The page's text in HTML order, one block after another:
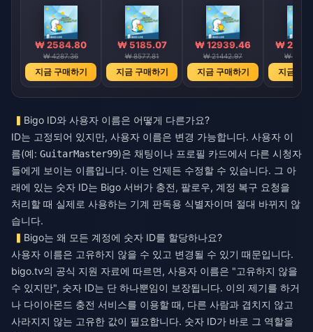
₩ 2584.80
₩ 4287.36
지금 구매하기
₩ 5185.07
₩ 8577.81
지금 구매하기
₩ 12939.46
₩ 21442.97
지금 구매하기
₩
₩
지금 구
Bigo ID와 사용자 이름은 어떻게 다른가요?
ID는 고정되어 있지만, 사용자 이름은 변경 가능합니다. 사용자 이
름(예: GuitarMaster99)은 채팅이나 프로필 카드에서 다른 시청자
들에게 보이는 이름입니다. 이는 언제든 수정할 수 있습니다. 그 아
래에 있는 숫자 ID는 Bigo 서버가 충전, 팔로우, 계정 복구 요청을
처리할 때 실제로 사용하는 기계 판독용 식별자이며 절대 바뀌지 않
습니다.
Bigo는 왜 모든 계정에 숫자 ID를 할당하나요?
사용자 이름은 고유하지 않을 수 있고 변경될 수 있기 때문입니다.
bigo.tv의 공식 지원 자료에 따르면, 사용자 이름은 "고유하지 않을
수 있지만", 숫자 ID는 단 하나뿐임이 보장됩니다. 이의 제기를 하거
나 다이아몬드 충전 서비스를 이용할 때, 다른 사람과 겹치지 않고
사라지지 않는 고유한 값이 필요합니다. 숫자 ID가 바로 그 역할을